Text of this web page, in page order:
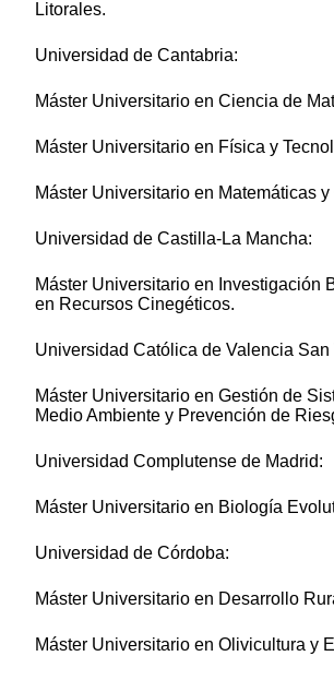
Litorales.
Universidad de Cantabria:
Máster Universitario en Ciencia de
Máster Universitario en Física y
Máster Universitario en Matemáticas
Universidad de Castilla-La Mancha:
Máster Universitario en Investigación
en Recursos Cinegéticos.
Universidad Católica de Valencia San
Máster Universitario en Gestión de
Medio Ambiente y Prevención de
Universidad Complutense de Madrid:
Máster Universitario en Biología
Universidad de Córdoba:
Máster Universitario en Desarrollo
Máster Universitario en Olivicultura y